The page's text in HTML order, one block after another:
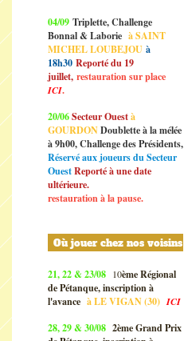
04/09 Triplette, Challenge
Bonnal & Laborie à SAINT
MICHEL LOUBEJOU à
18h30 Reporté du 19
juillet, restauration sur place
ICI.
20/06Secteur Ouestà
GOURDONDoublette à la mélée
à 9h00, Challenge des Présidents,
Réservé aux joueurs du Secteur
OuestReporté à une date
ultérieure.
restauration à la pause.
Où jouer chez nos voisins
21, 22 & 23/08 10ème Régional
de Pétanque, inscription à
l'avance àLE VIGAN (30) ICI
28, 29 & 30/08 2ème Grand Prix